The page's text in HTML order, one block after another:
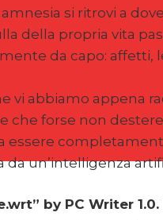
si ritrovi a
della propria vita
da capo: affetti,
vi abbiamo appena
che forse non
essere
un’intelligenza
by PC Writer